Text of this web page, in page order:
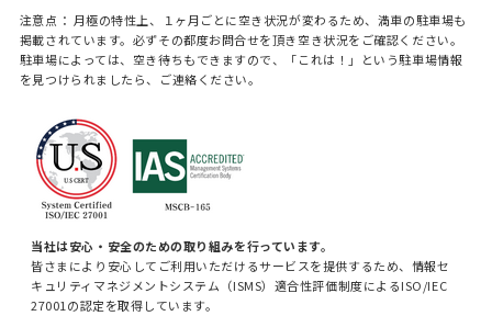
注意点： 月極の特性上、１ヶ月ごとに空き状況が変わるため、満車の駐車場も
掲載されています。必ずその都度お問合せを頂き空き状況をご確認ください。
駐車場によっては、空き待ちもできますので、「これは！」という駐車場情報
を見つけられましたら、ご連絡ください。
当社は安心・安全のための取り組みを行っています。
皆さまにより安心してご利用いただけるサービスを提供するため、情報セ
キュリティマネジメントシステム（ISMS）適合性評価制度によるISO/IEC
27001の認定を取得しています。